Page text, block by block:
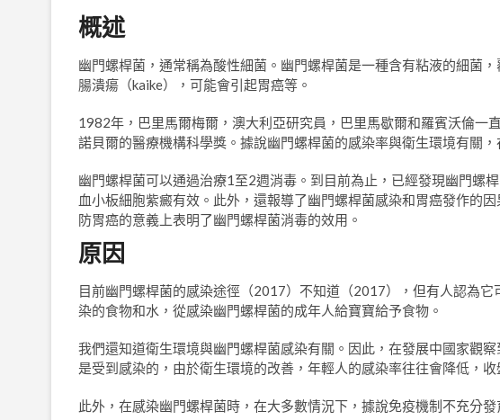
概述
幽門螺桿菌，通常稱為酸性細菌。幽門螺桿菌是一種含有粘液的細菌
腸潰瘍（kaike），可能會引起胃癌等。
1982年，巴里馬爾梅爾，澳大利亞研究員，巴里馬歇爾和羅賓沃倫一
諾貝爾的醫療機構科學獎。據說幽門螺桿菌的感染率與衛生環境有關
幽門螺桿菌可以通過治療1至2週消毒。到目前為止，已經發現幽門螺
血小板細胞紫癜有效。此外，還報導了幽門螺桿菌感染和胃癌發作的
防胃癌的意義上表明了幽門螺桿菌消毒的效用。
原因
目前幽門螺桿菌的感染途徑（2017）不知道（2017），但有人認為
染的食物和水，從感染幽門螺桿菌的成年人給寶寶給予食物。
我們還知道衛生環境與幽門螺桿菌感染有關。因此，在發展中國家觀
是受到感染的，由於衛生環境的改善，年輕人的感染率往往會降低，
此外，在感染幽門螺桿菌時，在大多數情況下，據說免疫機制不充分發